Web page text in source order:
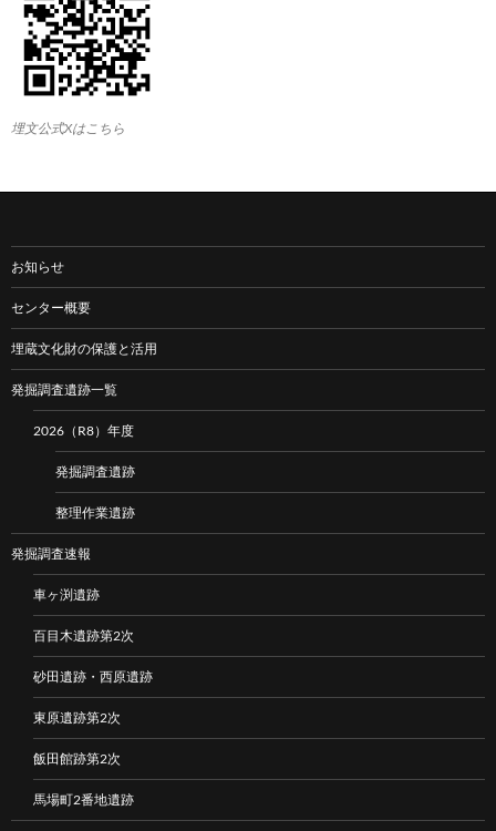
埋文公式Xはこちら
お知らせ
センター概要
埋蔵文化財の保護と活用
発掘調査遺跡一覧
2026（R8）年度
発掘調査遺跡
整理作業遺跡
発掘調査速報
車ヶ渕遺跡
百目木遺跡第2次
砂田遺跡・西原遺跡
東原遺跡第2次
飯田館跡第2次
馬場町2番地遺跡